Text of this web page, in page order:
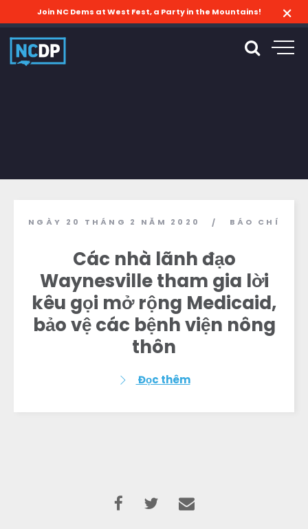
Join NC Dems at West Fest, a Party in the Mountains!
NGÀY 20 THÁNG 2 NĂM 2020 / BÁO CHÍ
Các nhà lãnh đạo
Waynesville tham gia lời
kêu gọi mở rộng Medicaid,
bảo vệ các bệnh viện nông
thôn
Đọc thêm